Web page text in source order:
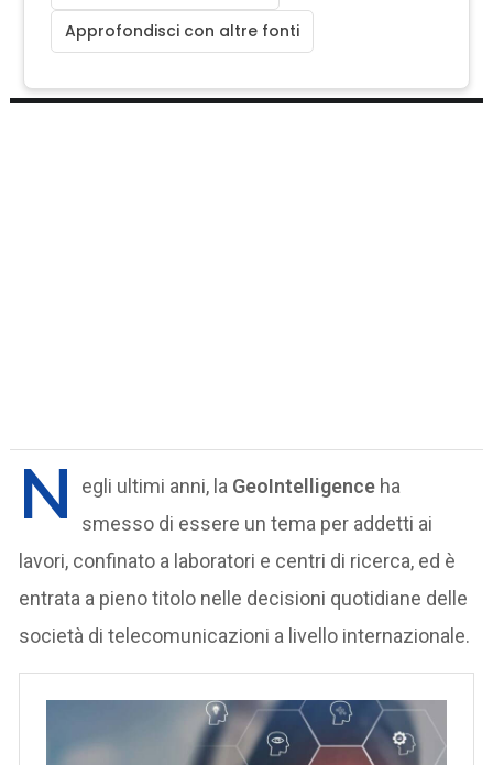
Approfondisci con altre fonti
N egli ultimi anni, la GeoIntelligence ha
smesso di essere un tema per addetti ai
lavori, confinato a laboratori e centri di ricerca, ed è
entrata a pieno titolo nelle decisioni quotidiane delle
società di telecomunicazioni a livello internazionale.